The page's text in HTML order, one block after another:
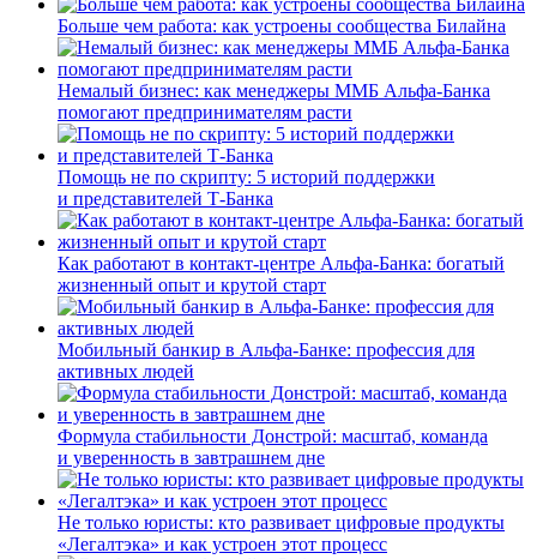
Больше чем работа: как устроены сообщества Билайна
Немалый бизнес: как менеджеры ММБ Альфа-Банка
помогают предпринимателям расти
Помощь не по скрипту: 5 историй поддержки
и представителей Т-Банка
Как работают в контакт-центре Альфа-Банка: богатый
жизненный опыт и крутой старт
Мобильный банкир в Альфа-Банке: профессия для
активных людей
Формула стабильности Донстрой: масштаб, команда
и уверенность в завтрашнем дне
Не только юристы: кто развивает цифровые продукты
«Легалтэка» и как устроен этот процесс